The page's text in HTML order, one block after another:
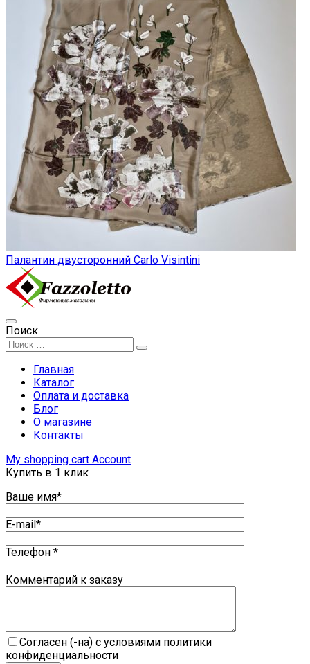
Палантин двусторонний Carlo Visintini
Поиск
Главная
Каталог
Оплата и доставка
Блог
О магазине
Контакты
My shopping cart Account
Купить в 1 клик
Ваше имя*
E-mail*
Телефон *
Комментарий к заказу
Согласен (-на) с условиями политики
конфиденциальности